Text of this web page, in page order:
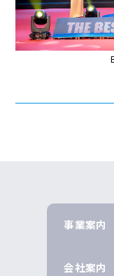
事業案内
会社案内